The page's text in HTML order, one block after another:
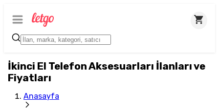
İkinci El Telefon Aksesuarları İlanları ve
Fiyatları
Anasayfa